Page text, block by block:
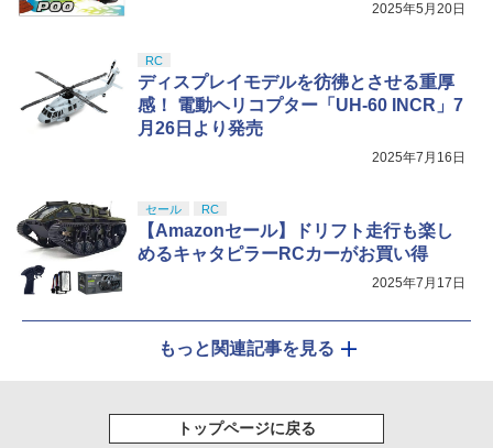
2025年5月20日
RC
ディスプレイモデルを彷彿とさせる重厚
感！ 電動ヘリコプター「UH-60 INCR」7
月26日より発売
2025年7月16日
セール RC
【Amazonセール】ドリフト走行も楽し
めるキャタピラーRCカーがお買い得
2025年7月17日
もっと関連記事を見る
トップページに戻る